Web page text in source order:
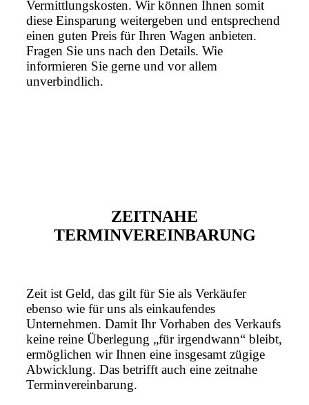
Vermittlungskosten. Wir können Ihnen somit
diese Einsparung weitergeben und entsprechend
einen guten Preis für Ihren Wagen anbieten.
Fragen Sie uns nach den Details. Wie
informieren Sie gerne und vor allem
unverbindlich.
ZEITNAHE
TERMINVEREINBARUNG
Zeit ist Geld, das gilt für Sie als Verkäufer
ebenso wie für uns als einkaufendes
Unternehmen. Damit Ihr Vorhaben des Verkaufs
keine reine Überlegung „für irgendwann“ bleibt,
ermöglichen wir Ihnen eine insgesamt zügige
Abwicklung. Das betrifft auch eine zeitnahe
Terminvereinbarung.